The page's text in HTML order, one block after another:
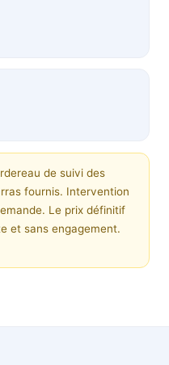
de suivi des
fournis. Intervention
Le prix définitif
et sans engagement.